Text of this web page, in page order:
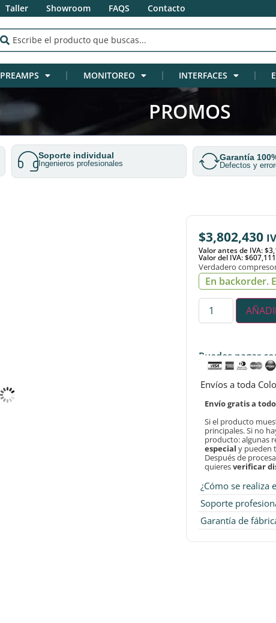
Taller Showroom FAQS Contacto
PREAMPS MONITOREO INTERFACES
PROMOS
Soporte individual
Ingenieros profesionales
Garantía
Defectos y
$3,802,430
Valor antes de IVA:
Valor del IVA: $607,111
Verdadero
En backorder.
Puedes pagar
Envíos a toda
Envío gratis a
Si el producto
principales. Si no
producto: algunas
especial y pueden
Después de
quieresverificar
¿Cómo se realiza
Soporte
Garantía de